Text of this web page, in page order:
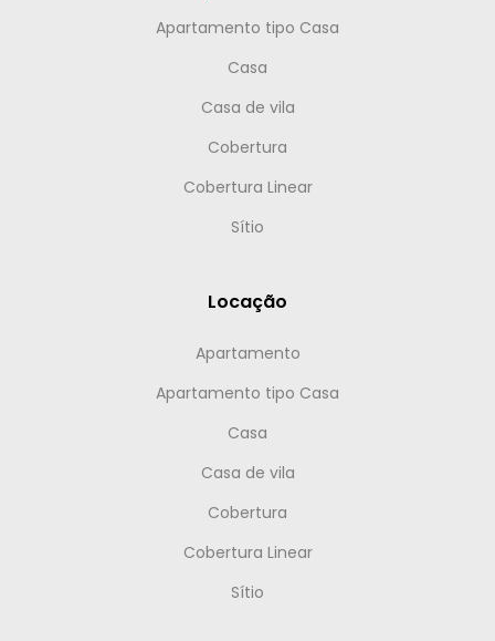
Apartamento tipo Casa
Casa
Casa de vila
Cobertura
Cobertura Linear
Sítio
Locação
Apartamento
Apartamento tipo Casa
Casa
Casa de vila
Cobertura
Cobertura Linear
Sítio